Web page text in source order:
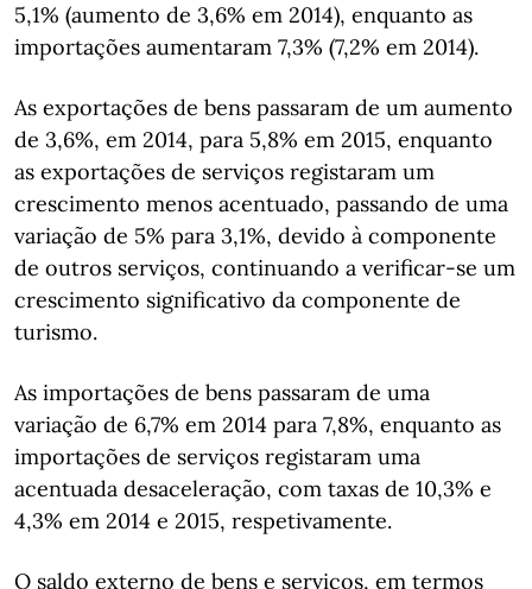
5,1% (aumento de 3,6% em 2014), enquanto as
importações aumentaram 7,3% (7,2% em 2014).
As exportações de bens passaram de um aumento
de 3,6%, em 2014, para 5,8% em 2015, enquanto
as exportações de serviços registaram um
crescimento menos acentuado, passando de uma
variação de 5% para 3,1%, devido à componente
de outros serviços, continuando a verificar-se um
crescimento significativo da componente de
turismo.
As importações de bens passaram de uma
variação de 6,7% em 2014 para 7,8%, enquanto as
importações de serviços registaram uma
acentuada desaceleração, com taxas de 10,3% e
4,3% em 2014 e 2015, respetivamente.
O saldo externo de bens e serviços, em termos